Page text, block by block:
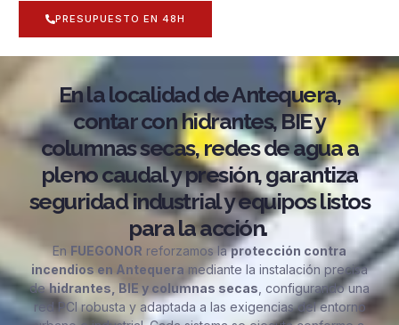
PRESUPUESTO EN 48H
En la localidad de Antequera,
contar con hidrantes, BIE y
columnas secas, redes de agua a
pleno caudal y presión, garantiza
seguridad industrial y equipos listos
para la acción.
En FUEGONOR reforzamos laprotección contra
incendios en Antequera mediante la instalación precisa
dehidrantes, BIE y columnas secas, configurando una
red PCI robusta y adaptada a las exigencias del entorno